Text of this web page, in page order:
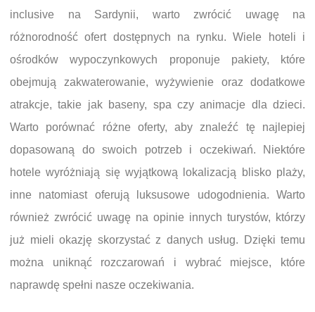
inclusive na Sardynii, warto zwrócić uwagę na
różnorodność ofert dostępnych na rynku. Wiele hoteli i
ośrodków wypoczynkowych proponuje pakiety, które
obejmują zakwaterowanie, wyżywienie oraz dodatkowe
atrakcje, takie jak baseny, spa czy animacje dla dzieci.
Warto porównać różne oferty, aby znaleźć tę najlepiej
dopasowaną do swoich potrzeb i oczekiwań. Niektóre
hotele wyróżniają się wyjątkową lokalizacją blisko plaży,
inne natomiast oferują luksusowe udogodnienia. Warto
również zwrócić uwagę na opinie innych turystów, którzy
już mieli okazję skorzystać z danych usług. Dzięki temu
można uniknąć rozczarowań i wybrać miejsce, które
naprawdę spełni nasze oczekiwania.